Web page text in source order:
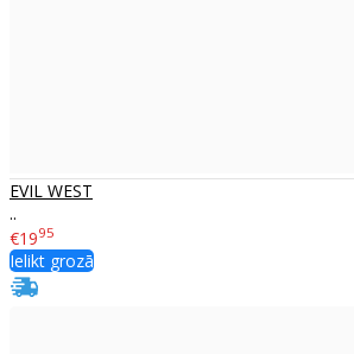
EVIL WEST
..
€1995
Ielikt grozā